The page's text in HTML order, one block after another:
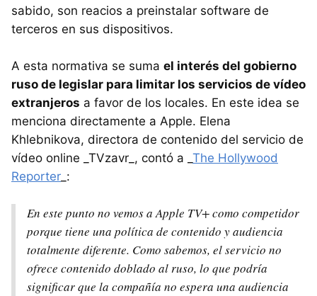
sabido, son reacios a preinstalar software de
terceros en sus dispositivos.
A esta normativa se suma el interés del gobierno
ruso de legislar para limitar los servicios de vídeo
extranjeros a favor de los locales. En este idea se
menciona directamente a Apple. Elena
Khlebnikova, directora de contenido del servicio de
vídeo online _TVzavr_, contó a _ The Hollywood
Reporter _:
En este punto no vemos a Apple TV+ como competidor
porque tiene una política de contenido y audiencia
totalmente diferente. Como sabemos, el servicio no
ofrece contenido doblado al ruso, lo que podría
significar que la compañía no espera una audiencia